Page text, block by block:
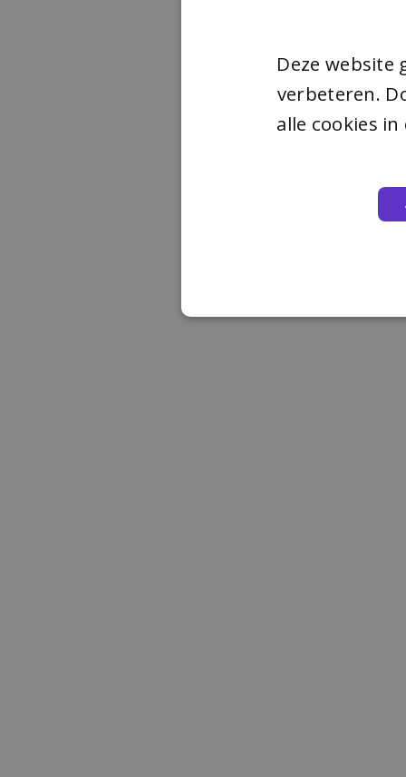
Deze
verbeteren.
alle cookies